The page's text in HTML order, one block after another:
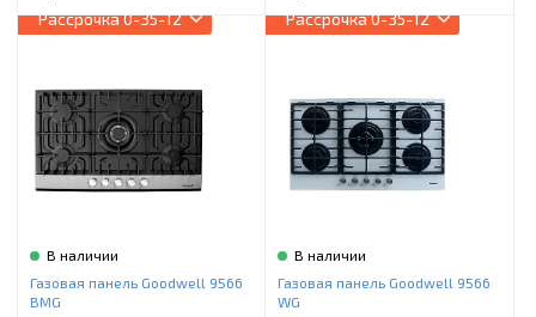
Рассрочка0-35-12
В наличии
Газовая панель Goodwell 9566
BMG
Рассрочка0-35-12
В наличии
Газовая панель Goodwell 9566
WG